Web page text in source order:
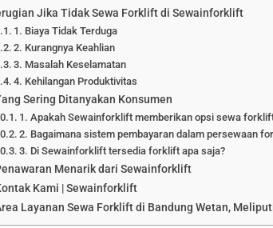
Jika Tidak Sewa Forklift di Sewainforklift
1. Biaya Tidak Terduga
2. Kurangnya Keahlian
3. Masalah Keselamatan
4. Kehilangan Produktivitas
Sering Ditanyakan Konsumen
1. Apakah Sewainforklift memberikan opsi sewa
2. Bagaimana sistem pembayaran dalam persewaan
3. Di Sewainforklift tersedia forklift apa saja?
Menarik dari Sewainforklift
Kami | Sewainforklift
Layanan Sewa Forklift di Bandung Wetan,